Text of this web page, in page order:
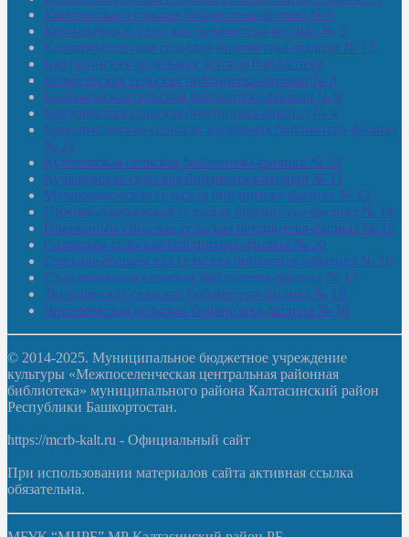
Калегинская сельская библиотека-филиал № 6
Калмашевская сельская библиотека-филиал № 5
Калмиябашевская сельская библиотека-филиал № 13
Калтасинская модельная детская библиотека
Кельтеевская сельская библиотека-филиал № 8
Киебаковская сельская библиотека-филиал № 9
Кокушевская сельская библиотека-филиал № 4
Краснохолмская сельская модельная библиотека-филиал
№ 21
Кутеремская сельская библиотека-филиал № 22
Кучашевская сельская библиотека-филиал № 11
Малокачаковская сельская библиотека-филиал № 12
Нижнекачмашевская сельская библиотека-филиал № 14
Новокильбахтинская сельская библиотека-филиал № 19
Сазовская сельская библиотека-филиал № 20
Староорьебашевская сельская библиотека-филиал № 16
Старояшевская сельская библиотека-филиал № 17
Тюльдинская сельская библиотека-филиал № 18
Чилибеевская сельская библиотека-филиал № 10
© 2014-2025. Муниципальное бюджетное учреждение
культуры «Межпоселенческая центральная районная
библиотека» муниципального района Калтасинский район
Республики Башкортостан.
https://mcrb-kalt.ru - Официальный сайт
При использовании материалов сайта активная ссылка
обязательна.